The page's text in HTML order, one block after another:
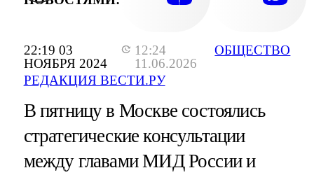
22:19 03
НОЯБРЯ 2024
12:24
11.06.2026
РЕДАКЦИЯ ВЕСТИ.РУ
ОБЩЕСТВО
В пятницу в Москве состоялись
стратегические консультации
между главами МИД России и